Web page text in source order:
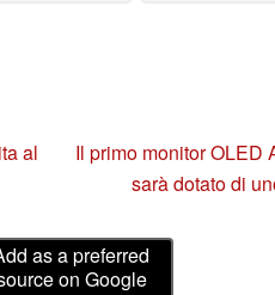
al
Il primo monitor OLED
sarà dotato di
as a preferred
on Google